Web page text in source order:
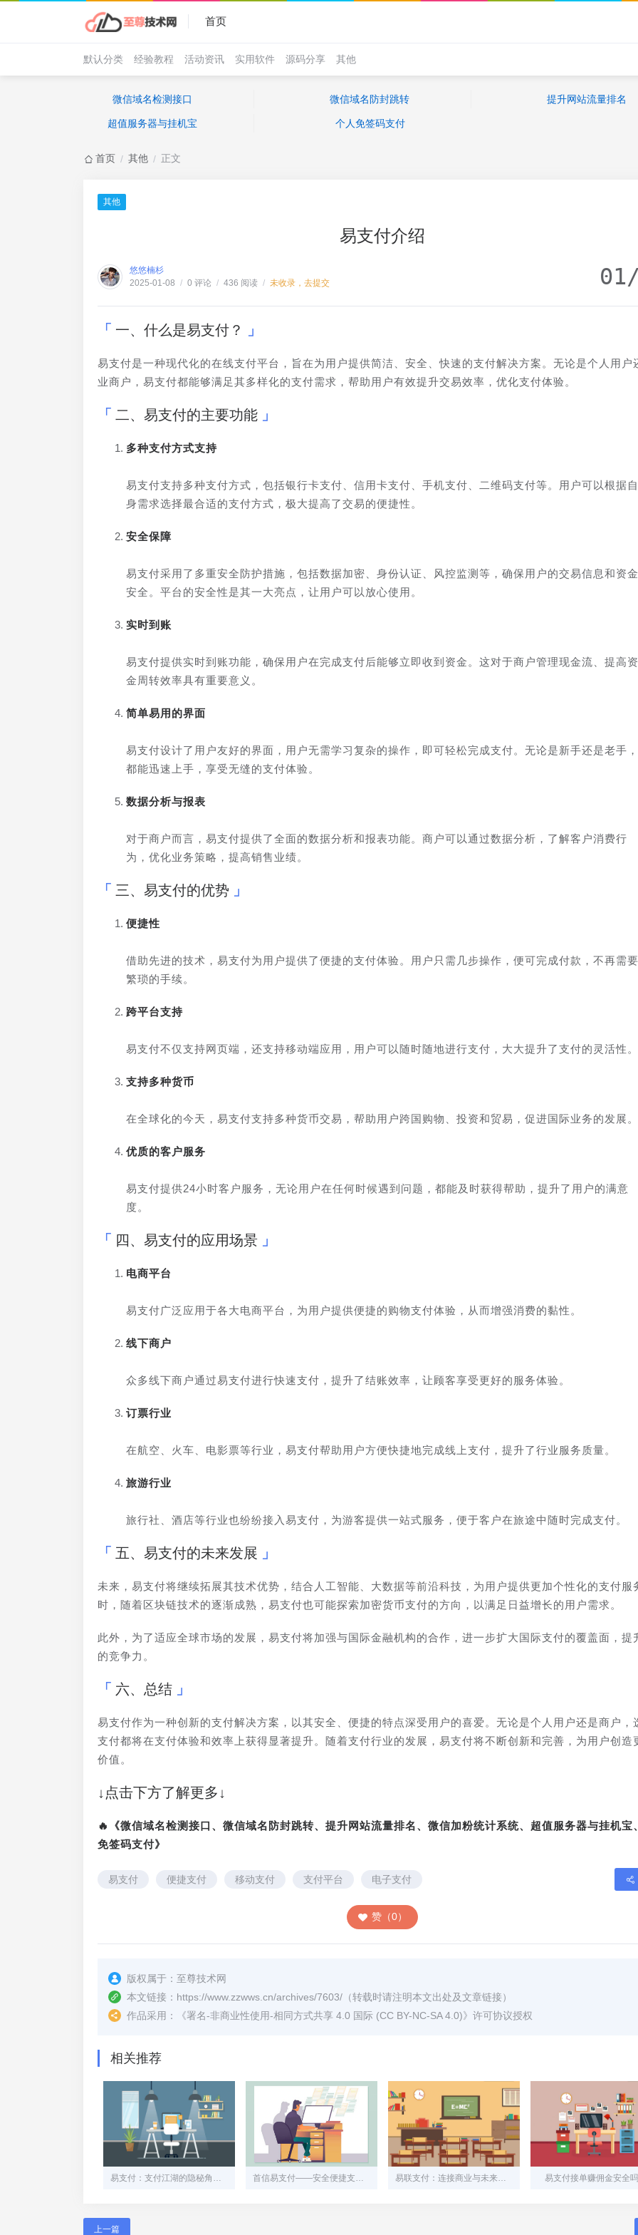
首页
默认分类 经验教程 活动资讯 实用软件 源码分享 其他
微信域名检测接口 微信域名防封跳转 提升网站流量排名
超值服务器与挂机宝 个人免签码支付
首页 / 其他 / 正文
其他
易支付介绍
悠悠楠杉
2025-01-08 / 0 评论 / 436 阅读 / 未收录，去提交
一、什么是易支付？
易支付是一种现代化的在线支付平台，旨在为用户提供简洁、安全、快速的支付解决方案。无论是个人用户
业商户，易支付都能够满足其多样化的支付需求，帮助用户有效提升交易效率，优化支付体验。
二、易支付的主要功能
多种支付方式支持
易支付支持多种支付方式，包括银行卡支付、信用卡支付、手机支付、二维码支付等。用户可以根据自
身需求选择最合适的支付方式，极大提高了交易的便捷性。
安全保障
易支付采用了多重安全防护措施，包括数据加密、身份认证、风控监测等，确保用户的交易信息和资金
安全。平台的安全性是其一大亮点，让用户可以放心使用。
实时到账
易支付提供实时到账功能，确保用户在完成支付后能够立即收到资金。这对于商户管理现金流、提高资
金周转效率具有重要意义。
简单易用的界面
易支付设计了用户友好的界面，用户无需学习复杂的操作，即可轻松完成支付。无论是新手还是老手，
都能迅速上手，享受无缝的支付体验。
数据分析与报表
对于商户而言，易支付提供了全面的数据分析和报表功能。商户可以通过数据分析，了解客户消费行
为，优化业务策略，提高销售业绩。
三、易支付的优势
便捷性
借助先进的技术，易支付为用户提供了便捷的支付体验。用户只需几步操作，便可完成付款，不再需要
繁琐的手续。
跨平台支持
易支付不仅支持网页端，还支持移动端应用，用户可以随时随地进行支付，大大提升了支付的灵活性。
支持多种货币
在全球化的今天，易支付支持多种货币交易，帮助用户跨国购物、投资和贸易，促进国际业务的发展。
优质的客户服务
易支付提供24小时客户服务，无论用户在任何时候遇到问题，都能及时获得帮助，提升了用户的满意
度。
四、易支付的应用场景
电商平台
易支付广泛应用于各大电商平台，为用户提供便捷的购物支付体验，从而增强消费的黏性。
线下商户
众多线下商户通过易支付进行快速支付，提升了结账效率，让顾客享受更好的服务体验。
订票行业
在航空、火车、电影票等行业，易支付帮助用户方便快捷地完成线上支付，提升了行业服务质量。
旅游行业
旅行社、酒店等行业也纷纷接入易支付，为游客提供一站式服务，便于客户在旅途中随时完成支付。
五、易支付的未来发展
未来，易支付将继续拓展其技术优势，结合人工智能、大数据等前沿科技，为用户提供更加个性化的支付服
时，随着区块链技术的逐渐成熟，易支付也可能探索加密货币支付的方向，以满足日益增长的用户需求。
此外，为了适应全球市场的发展，易支付将加强与国际金融机构的合作，进一步扩大国际支付的覆盖面，提
的竞争力。
六、总结
易支付作为一种创新的支付解决方案，以其安全、便捷的特点深受用户的喜爱。无论是个人用户还是商户，
支付都将在支付体验和效率上获得显著提升。随着支付行业的发展，易支付将不断创新和完善，为用户创造
价值。
↓点击下方了解更多↓
🔥《微信域名检测接口、微信域名防封跳转、提升网站流量排名、微信加粉统计系统、超值服务器与挂机宝
免签码支付》
易支付 便捷支付 移动支付 支付平台 电子支付
赞（0）
版权属于： 至尊技术网
本文链接： https://www.zzwws.cn/archives/7603/ （转载时请注明本文出处及文章链接）
作品采用：
《署名-非商业性使用-相同方式共享 4.0 国际 (CC BY-NC-SA 4.0)》许可协议授权
相关推荐
易支付：支付江湖的隐秘角落，中小商家的“灰色生命线” 首信易支付——安全便捷支付助手 易联支付：连接商业与未来的智能支付引擎 易支付接单赚佣金安全
上一篇